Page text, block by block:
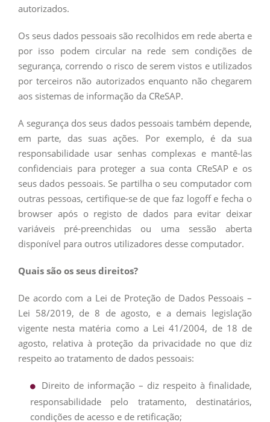
autorizados.
Os seus dados pessoais são recolhidos em rede aberta e
por isso podem circular na rede sem condições de
segurança, correndo o risco de serem vistos e utilizados
por terceiros não autorizados enquanto não chegarem
aos sistemas de informação da CReSAP.
A segurança dos seus dados pessoais também depende,
em parte, das suas ações. Por exemplo, é da sua
responsabilidade usar senhas complexas e mantê-las
confidenciais para proteger a sua conta CReSAP e os
seus dados pessoais. Se partilha o seu computador com
outras pessoas, certifique-se de que faz logoff e fecha o
browser após o registo de dados para evitar deixar
variáveis pré-preenchidas ou uma sessão aberta
disponível para outros utilizadores desse computador.
Quais são os seus direitos?
De acordo com a Lei de Proteção de Dados Pessoais –
Lei 58/2019, de 8 de agosto, e a demais legislação
vigente nesta matéria como a Lei 41/2004, de 18 de
agosto, relativa à proteção da privacidade no que diz
respeito ao tratamento de dados pessoais:
Direito de informação – diz respeito à finalidade,
responsabilidade pelo tratamento, destinatários,
condições de acesso e de retificação;